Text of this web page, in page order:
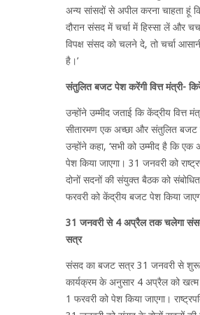
अन्य सांसदों से अपील करना चाहता हूं
दौरान संसद में चर्चा में हिस्सा लें और
विपक्ष संसद को चलने दे, तो चर्चा
है।’
संतुलित बजट पेश करेंगी वित्त मंत्री-
उन्होंने उम्मीद जताई कि केंद्रीय वित्त
सीतारमण एक अच्छा और संतुलित बजट
उन्होंने कहा, ‘सभी को उम्मीद है कि एक
पेश किया जाएगा। 31 जनवरी को
दोनों सदनों की संयुक्त बैठक को
फरवरी को केंद्रीय बजट पेश किया
31 जनवरी से 4 अप्रैल तक चलेगा
सत्र
संसद का बजट सत्र 31 जनवरी से शुरू
कार्यक्रम के अनुसार 4 अप्रैल को खत्म
1 फरवरी को पेश किया जाएगा।